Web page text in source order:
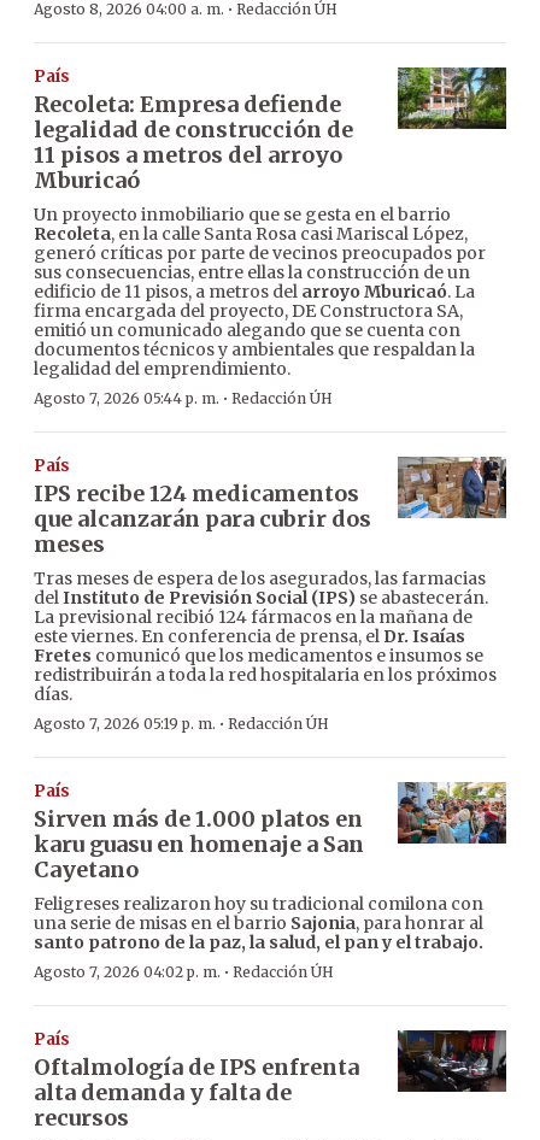
Agosto 8, 2026 04:00 a. m. · Redacción ÚH
País
Recoleta: Empresa defiende
legalidad de construcción de
11 pisos a metros del arroyo
Mburicaó
Un proyecto inmobiliario que se gesta en el barrio
Recoleta, en la calle Santa Rosa casi Mariscal López,
generó críticas por parte de vecinos preocupados por
sus consecuencias, entre ellas la construcción de un
edificio de 11 pisos, a metros del arroyo Mburicaó. La
firma encargada del proyecto, DE Constructora SA,
emitió un comunicado alegando que se cuenta con
documentos técnicos y ambientales que respaldan la
legalidad del emprendimiento.
Agosto 7, 2026 05:44 p. m. · Redacción ÚH
País
IPS recibe 124 medicamentos
que alcanzarán para cubrir dos
meses
Tras meses de espera de los asegurados, las farmacias
delInstituto de Previsión Social (IPS) se abastecerán.
La previsional recibió 124 fármacos en la mañana de
este viernes. En conferencia de prensa, el Dr. Isaías
Fretes comunicó que los medicamentos e insumos se
redistribuirán a toda la red hospitalaria en los próximos
días.
Agosto 7, 2026 05:19 p. m. · Redacción ÚH
País
Sirven más de 1.000 platos en
karu guasu en homenaje a San
Cayetano
Feligreses realizaron hoy su tradicional comilona con
una serie de misas en el barrio Sajonia, para honrar al
santo patrono de la paz, la salud, el pan y el trabajo.
Agosto 7, 2026 04:02 p. m. · Redacción ÚH
País
Oftalmología de IPS enfrenta
alta demanda y falta de
recursos